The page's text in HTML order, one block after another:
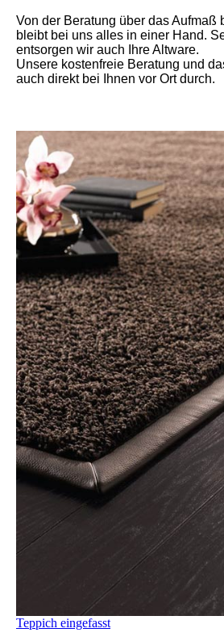
Von der Beratung über das Aufmaß
bleibt bei uns alles in einer Hand.
entsorgen wir auch Ihre Altware.
Unsere kostenfreie Beratung und
auch direkt bei Ihnen vor Ort durch.
Teppich eingefasst